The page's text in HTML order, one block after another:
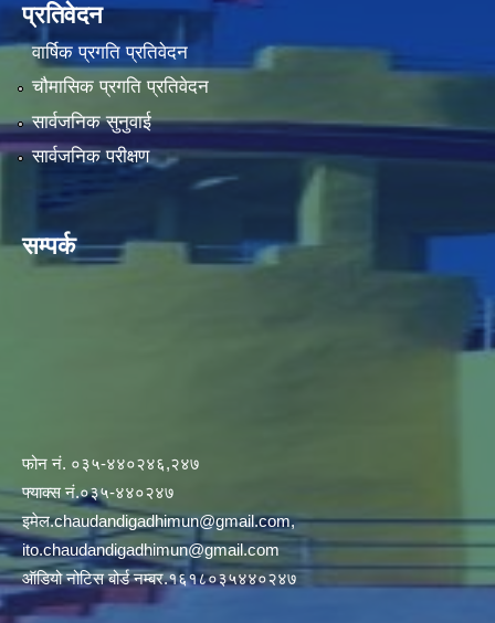
प्रतिवेदन
वार्षिक प्रगति प्रतिवेदन
चौमासिक प्रगति प्रतिवेदन
सार्वजनिक सुनुवाई
सार्वजनिक परीक्षण
सम्पर्क
फोन नं. ०३५-४४०२४६,२४७
फ्याक्स नं.०३५-४४०२४७
इमेल.chaudandigadhimun@gmail.com,
ito.chaudandigadhimun@gmail.com
ऑडियो नोटिस बोर्ड नम्बर.१६१८०३५४४०२४७